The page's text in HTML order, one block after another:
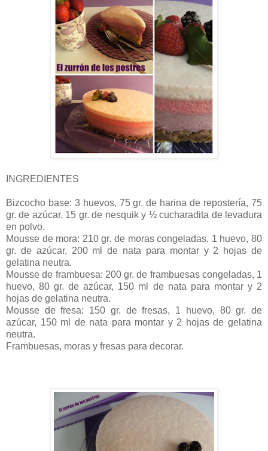
INGREDIENTES
Bizcocho base: 3 huevos, 75 gr. de harina de repostería, 75
gr. de azúcar, 15 gr. de nesquik y ½ cucharadita de levadura
en polvo.
Mousse de mora: 210 gr. de moras congeladas, 1 huevo, 80
gr. de azúcar, 200 ml de nata para montar y 2 hojas de
gelatina neutra.
Mousse de frambuesa: 200 gr. de frambuesas congeladas, 1
huevo, 80 gr. de azúcar, 150 ml de nata para montar y 2
hojas de gelatina neutra.
Mousse de fresa: 150 gr. de fresas, 1 huevo, 80 gr. de
azúcar, 150 ml de nata para montar y 2 hojas de gelatina
neutra.
Frambuesas, moras y fresas para decorar.